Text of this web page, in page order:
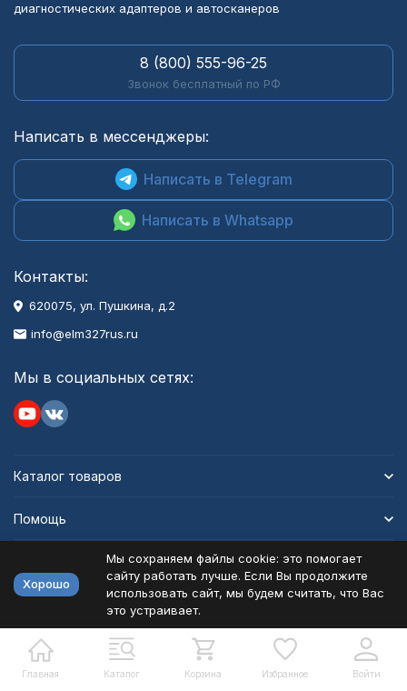
Главная Каталог Корзина Избранное Войти
диагностических адаптеров и автосканеров
8 (800) 555-96-25
Звонок бесплатный по РФ
Написать в мессенджеры:
Написать в Telegram
Написать в Whatsapp
Контакты:
620075, ул. Пушкина, д.2
info@elm327rus.ru
Мы в социальных сетях:
Каталог товаров
Помощь
Политика персональных данных
Разработано в bodysite.ru
Хорошо
Мы сохраняем файлы cookie: это помогает
сайту работать лучше. Если Вы продолжите
использовать сайт, мы будем считать, что Вас
это устраивает.